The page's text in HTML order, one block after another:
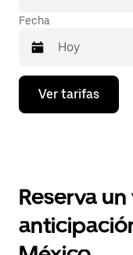
Fecha
Presiona
flecha
el
y
selecciona
Ver tarifas
Reserva